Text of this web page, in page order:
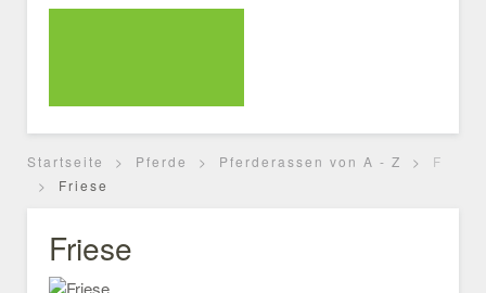
Startseite Pferde Pferderassen von A - Z
F
Friese
Friese